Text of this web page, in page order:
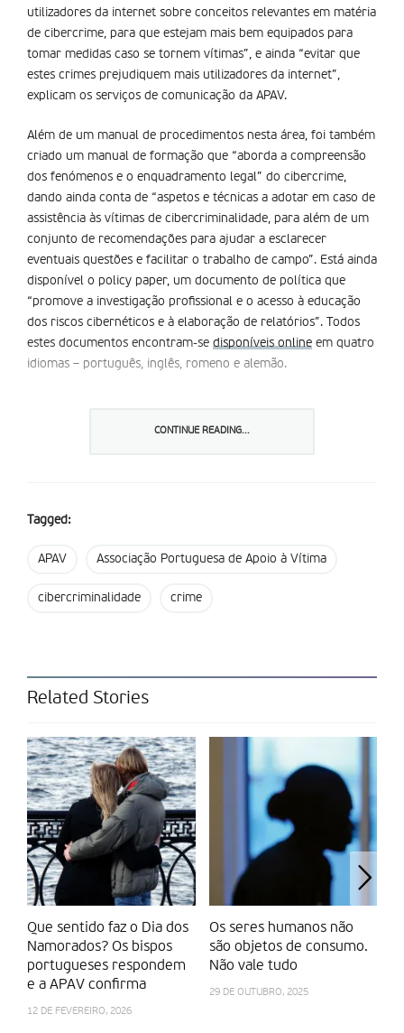
utilizadores da internet sobre conceitos relevantes em matéria
de cibercrime, para que estejam mais bem equipados para
tomar medidas caso se tornem vítimas”, e ainda “evitar que
estes crimes prejudiquem mais utilizadores da internet”,
explicam os serviços de comunicação da APAV.
Além de um manual de procedimentos nesta área, foi também
criado um manual de formação que “aborda a compreensão
dos fenómenos e o enquadramento legal” do cibercrime,
dando ainda conta de “aspetos e técnicas a adotar em caso de
assistência às vítimas de cibercriminalidade, para além de um
conjunto de recomendações para ajudar a esclarecer
eventuais questões e facilitar o trabalho de campo”. Está ainda
disponível o policy paper, um documento de política que
“promove a investigação profissional e o acesso à educação
dos riscos cibernéticos e à elaboração de relatórios”. Todos
estes documentos encontram-se disponíveis online em quatro
idiomas – português, inglês, romeno e alemão.
empoderamento às vítimas de cibercrime”, que foi
(Roménia) e co-financiado pelo Fundo para a Segurança
CONTINUE READING...
Tagged:
APAV Associação Portuguesa de Apoio à Vítima
cibercriminalidade crime
Related Stories
Que sentido faz o Dia dos
Namorados? Os bispos
portugueses respondem
e a APAV confirma
12 DE FEVEREIRO, 2026
Os seres humanos não
são objetos de consumo.
Não vale tudo
29 DE OUTUBRO, 2025